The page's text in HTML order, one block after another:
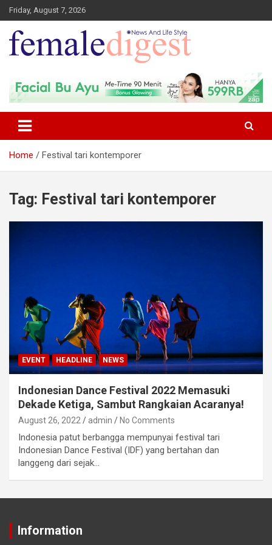
Friday, August 7, 2026
Female Digest
Home Festival tari kontemporer
Tag: Festival tari kontemporer
EVENT HEADLINE NEWS
Indonesian Dance Festival 2022 Memasuki
Dekade Ketiga, Sambut Rangkaian Acaranya!
August 26, 2022 admin No Comments
Indonesia patut berbangga mempunyai festival tari
Indonesian Dance Festival (IDF) yang bertahan dan
langgeng dari sejak…
Information